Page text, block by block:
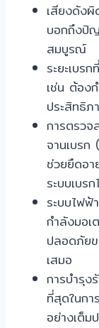
เสียงดัง
บอกถึงปั
สมบูรณ์
ระยะเบร
เช่น ต้อง
ประสิทธิภ
การตรวจ
จานเบรก
ช่วยยืดอา
ระบบเบร
ระบบไฟฟ้
กำลังมอ
ปลอดภัย
เสมอ
การบำรุง
ที่สุดในกา
อย่างเต็